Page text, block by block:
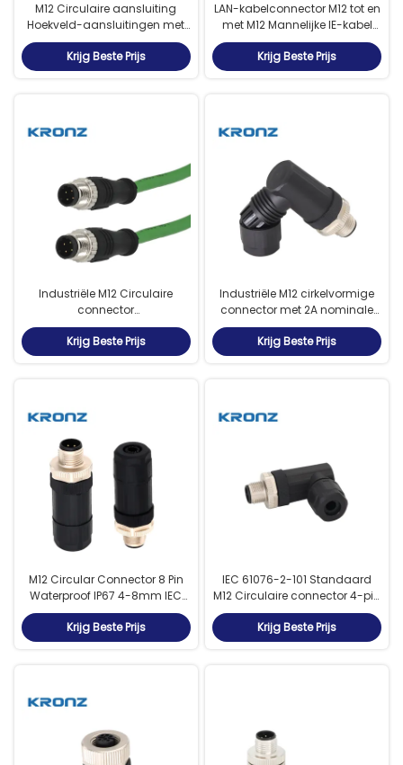
M12 Circulaire aansluiting
Hoekveld-aansluitingen met
draadloos draadloos
draadloos draadloos
draadloos draadloos
draadloos draadloos
draadloos draadloos
draadloos draadloos
draadloos draadloos
draadloos draadloos
draadloos draadloos
draadloos draadloos
draadloos draadloos
draadloos draadloos
draadloos draadloos
draadloos draadloos
Krijg Beste Prijs
LAN-kabelconnector M12 tot en
met M12 Mannelijke IE-kabel
60V 4 pin M12 cirkelvormige
connectoren
Krijg Beste Prijs
Industriële M12 Circulaire
connector
Omgevingstemperatuur -25-
85C Rechte kabeluitgang
Krijg Beste Prijs
Industriële M12 cirkelvormige
connector met 2A nominale
stroom, hoge
isolatieweerstand ≥ 100MΩ
Krijg Beste Prijs
M12 Circular Connector 8 Pin
Waterproof IP67 4-8mm IEC
61076-2-101 Industrial
Connectors
Krijg Beste Prijs
IEC 61076-2-101 Standaard
M12 Circulaire connector 4-pin
A Code voor zware
toepassingen
Krijg Beste Prijs